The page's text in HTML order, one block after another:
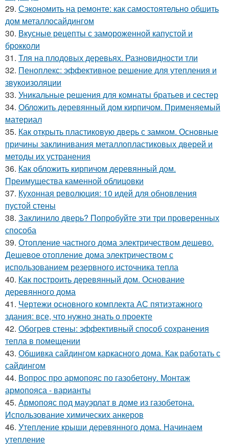
29. Сэкономить на ремонте: как самостоятельно обшить
дом металлосайдингом
30. Вкусные рецепты с замороженной капустой и
брокколи
31. Тля на плодовых деревьях. Разновидности тли
32. Пеноплекс: эффективное решение для утепления и
звукоизоляции
33. Уникальные решения для комнаты братьев и сестер
34. Обложить деревянный дом кирпичом. Применяемый
материал
35. Как открыть пластиковую дверь с замком. Основные
причины заклинивания металлопластиковых дверей и
методы их устранения
36. Как обложить кирпичом деревянный дом.
Преимущества каменной облицовки
37. Кухонная революция: 10 идей для обновления
пустой стены
38. Заклинило дверь? Попробуйте эти три проверенных
способа
39. Отопление частного дома электричеством дешево.
Дешевое отопление дома электричеством с
использованием резервного источника тепла
40. Как построить деревянный дом. Основание
деревянного дома
41. Чертежи основного комплекта АС пятиэтажного
здания: все, что нужно знать о проекте
42. Обогрев стены: эффективный способ сохранения
тепла в помещении
43. Обшивка сайдингом каркасного дома. Как работать с
сайдингом
44. Вопрос про армопояс по газобетону. Монтаж
армопояса - варианты
45. Армопояс под мауэрлат в доме из газобетона.
Использование химических анкеров
46. Утепление крыши деревянного дома. Начинаем
утепление